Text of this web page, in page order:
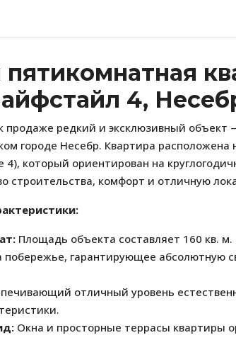
4,
продаже редкий и эксклюзивный
городе Несебр. Квартира
который ориентирован на
строительства, комфорт и отличную
Площадь объекта составляет 160 кв.
гарантирующее абсолютную
отличный уровень
Окна и просторные террасы квартиры